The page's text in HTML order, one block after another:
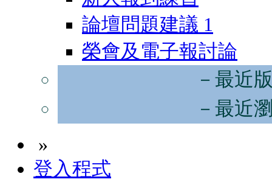
論壇問題建議 1
榮會及電子報討論
－最近
－最近
»
登入程式